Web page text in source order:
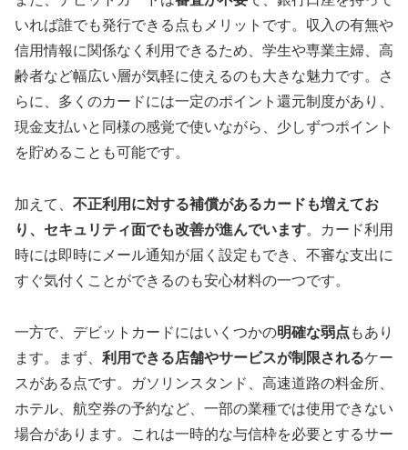
いれば誰でも発行できる点もメリットです。収入の有無や
信用情報に関係なく利用できるため、学生や専業主婦、高
齢者など幅広い層が気軽に使えるのも大きな魅力です。さ
らに、多くのカードには一定のポイント還元制度があり、
現金支払いと同様の感覚で使いながら、少しずつポイント
を貯めることも可能です。
加えて、 不正利用に対する補償があるカードも増えてお
り、セキュリティ面でも改善が進んでいます。カード利用
時には即時にメール通知が届く設定もでき、不審な支出に
すぐ気付くことができるのも安心材料の一つです。
一方で、デビットカードにはいくつかの明確な弱点 もあり
ます。まず、 利用できる店舗やサービスが制限されるケー
スがある点です。ガソリンスタンド、高速道路の料金所、
ホテル、航空券の予約など、一部の業種では使用できない
場合があります。これは一時的な与信枠を必要とするサー